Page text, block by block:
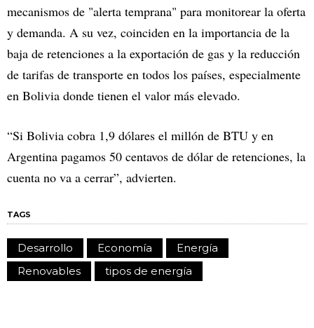
mecanismos de "alerta temprana" para monitorear la oferta
y demanda. A su vez, coinciden en la importancia de la
baja de retenciones a la exportación de gas y la reducción
de tarifas de transporte en todos los países, especialmente
en Bolivia donde tienen el valor más elevado.
“Si Bolivia cobra 1,9 dólares el millón de BTU y en
Argentina pagamos 50 centavos de dólar de retenciones, la
cuenta no va a cerrar”, advierten.
TAGS
Desarrollo Economía
Energía
Renovables
tipos de energía